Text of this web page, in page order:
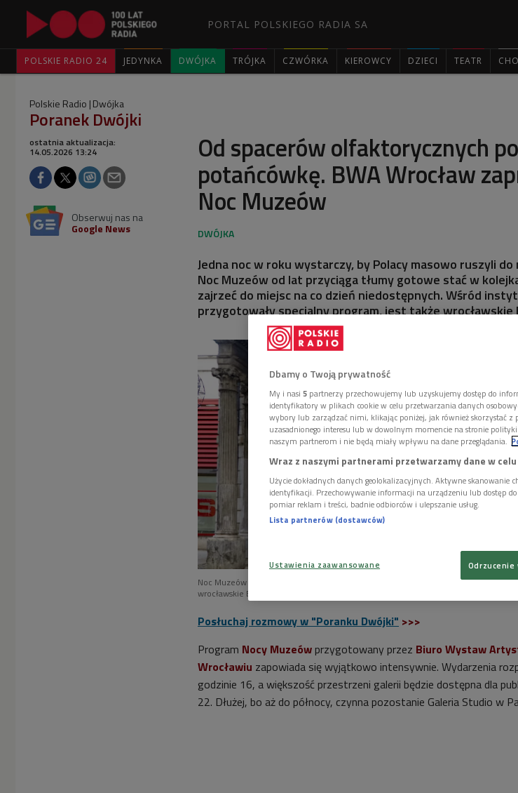
PORTAL POLSKIEGO RADIA SA
POLSKIE RADIO 24 JEDYNKA DWÓJKA TRÓJKA CZWÓRKA KIEROWCY DZIECI TEATR
Polskie Radio Dwójka
Poranek Dwójki
Od spacerów olfaktorycznych po
potańcówkę. BWA Wrocław
Noc Muzeów
ostatnia aktualizacja:
14.05.2026 13:24
Obserwuj nas na
Google News
Jedna noc w roku wystarczy, by Polacy masowo ruszyli
Noc Muzeów od lat przyciąga tłumy gotowe stać w
zajrzeć do miejsc na co dzień niedostępnych. Wśród
przygotowały specjalny program, jest także wrocławskie
Noc Muzeów od lat przyciąga tłumy. Wśród instytucji, które przygotowały specjalny
wrocławskie BWA
Posłuchaj rozmowy w "Poranku Dwójki" >>>
Program Nocy Muzeów przygotowany przez Biuro Wystaw
Wrocławiu zapowiada się wyjątkowo intensywnie. Wydarzenia
godzinie 16, a większość przestrzeni galerii będzie dostępna dla
22. Dłużej, bo aż do północy, czynna pozostanie Galeria Studio w
Dbamy o Twoją prywatność
My i nasi 5 partnerzy przechowujemy lub uzyskujemy dostęp do
identyfikatory w plikach cookie w celu przetwarzania danych
wybory lub zarządzać nimi, klikając poniżej, jak również skorzystać z
uzasadnionego interesu lub w dowolnym momencie na stronie
naszym partnerom i nie będą miały wpływu na dane przeglądania.
Wraz z naszymi partnerami przetwarzamy dane w
Użycie dokładnych danych geolokalizacyjnych. Aktywne skanowanie
identyfikacji. Przechowywanie informacji na urządzeniu lub dostęp
pomiar reklam i treści, badnie odbiorców i ulepszanie usług.
Lista partnerów (dostawców)
Ustawienia zaawansowane